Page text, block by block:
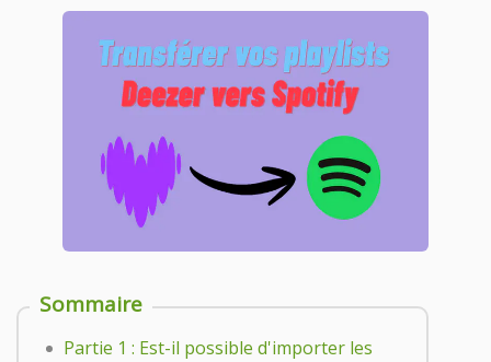
Sommaire
Partie 1 : Est-il possible d'importer les